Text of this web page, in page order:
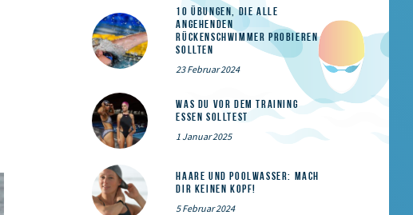
10 Übungen, die alle
angehenden
Rückenschwimmer probieren
sollten
23 Februar 2024
Was du vor dem Training
essen solltest
1 Januar 2025
Haare und Poolwasser: Mach
dir keinen Kopf!
5 Februar 2024